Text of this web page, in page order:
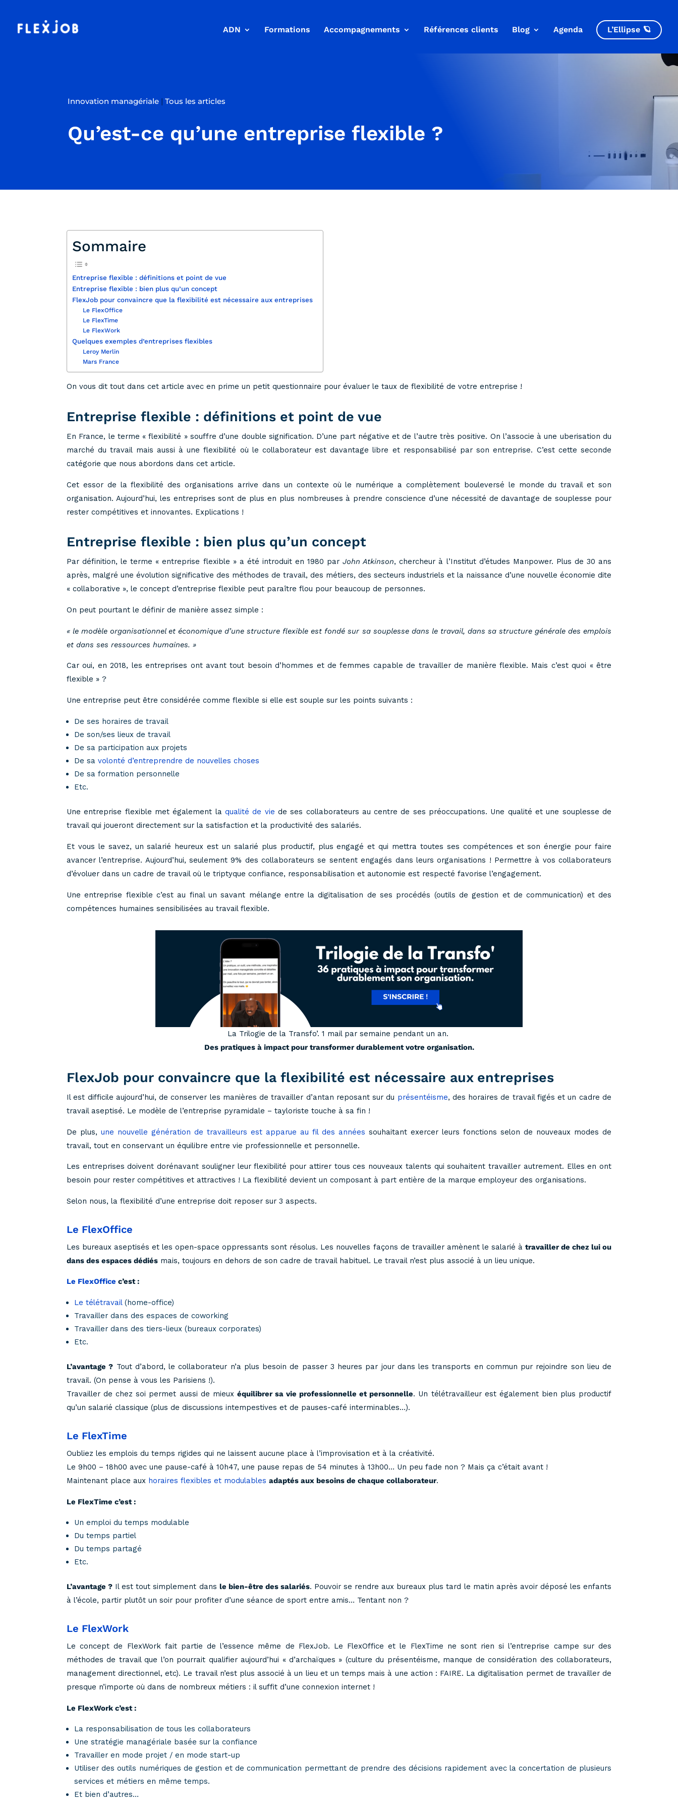
ADN Formations Accompagnements Références clients Blog Agenda L’Ellipse 🪐
Innovation managériale |Tous les articles
Qu’est-ce qu’une entreprise flexible ?
Sommaire
Entreprise flexible : définitions et point de vue
Entreprise flexible : bien plus qu’un concept
FlexJob pour convaincre que la flexibilité est nécessaire aux entreprises
Le FlexOffice
Le FlexTime
Le FlexWork
Quelques exemples d’entreprises flexibles
Leroy Merlin
Mars France
On vous dit tout dans cet article avec en prime un petit questionnaire pour évaluer le taux de flexibilité de votre entreprise !
Entreprise flexible : définitions et point de vue
En France, le terme « flexibilité » souffre d’une double signification. D’une part négative et de l’autre très positive. On l’associe à une uberisation du
marché du travail mais aussi à une flexibilité où le collaborateur est davantage libre et responsabilisé par son entreprise. C’est cette seconde
catégorie que nous abordons dans cet article.
Cet essor de la flexibilité des organisations arrive dans un contexte où le numérique a complètement bouleversé le monde du travail et son
organisation. Aujourd’hui, les entreprises sont de plus en plus nombreuses à prendre conscience d’une nécessité de davantage de souplesse pour
rester compétitives et innovantes. Explications !
Entreprise flexible : bien plus qu’un concept
Par définition, le terme « entreprise flexible » a été introduit en 1980 parJohn Atkinson, chercheur à l’Institut d’études Manpower. Plus de 30 ans
après, malgré une évolution significative des méthodes de travail, des métiers, des secteurs industriels et la naissance d’une nouvelle économie dite
« collaborative », le concept d’entreprise flexible peut paraître flou pour beaucoup de personnes.
On peut pourtant le définir de manière assez simple :
« le modèle organisationnel et économique d’une structure flexible est fondé sur sa souplesse dans le travail, dans sa structure générale des emplois
et dans ses ressources humaines. »
Car oui, en 2018, les entreprises ont avant tout besoin d’hommes et de femmes capable de travailler de manière flexible. Mais c’est quoi « être
flexible » ?
Une entreprise peut être considérée comme flexible si elle est souple sur les points suivants :
De ses horaires de travail
De son/ses lieux de travail
De sa participation aux projets
De sa volonté d’entreprendre de nouvelles choses
De sa formation personnelle
Etc.
Une entreprise flexible met également la qualité de vie de ses collaborateurs au centre de ses préoccupations. Une qualité et une souplesse de
travail qui joueront directement sur la satisfaction et la productivité des salariés.
Et vous le savez, un salarié heureux est un salarié plus productif, plus engagé et qui mettra toutes ses compétences et son énergie pour faire
avancer l’entreprise. Aujourd’hui, seulement 9% des collaborateurs se sentent engagés dans leurs organisations ! Permettre à vos collaborateurs
d’évoluer dans un cadre de travail où le triptyque confiance, responsabilisation et autonomie est respecté favorise l’engagement.
Une entreprise flexible c’est au final un savant mélange entre la digitalisation de ses procédés (outils de gestion et de communication) et des
compétences humaines sensibilisées au travail flexible.
La Trilogie de la Transfo’. 1 mail par semaine pendant un an.
Des pratiques à impact pour transformer durablement votre organisation.
FlexJob pour convaincre que la flexibilité est nécessaire aux entreprises
Il est difficile aujourd’hui, de conserver les manières de travailler d’antan reposant sur du présentéisme, des horaires de travail figés et un cadre de
travail aseptisé. Le modèle de l’entreprise pyramidale – tayloriste touche à sa fin !
De plus, une nouvelle génération de travailleurs est apparue au fil des années souhaitant exercer leurs fonctions selon de nouveaux modes de
travail, tout en conservant un équilibre entre vie professionnelle et personnelle.
Les entreprises doivent dorénavant souligner leur flexibilité pour attirer tous ces nouveaux talents qui souhaitent travailler autrement. Elles en ont
besoin pour rester compétitives et attractives ! La flexibilité devient un composant à part entière de la marque employeur des organisations.
Selon nous, la flexibilité d’une entreprise doit reposer sur 3 aspects.
Le FlexOffice
Les bureaux aseptisés et les open-space oppressants sont résolus. Les nouvelles façons de travailler amènent le salarié à travailler de chez lui ou
dans des espaces dédiés mais, toujours en dehors de son cadre de travail habituel. Le travail n’est plus associé à un lieu unique.
Le FlexOffice c’est :
Le télétravail(home-office)
Travailler dans des espaces de coworking
Travailler dans des tiers-lieux (bureaux corporates)
Etc.
L’avantage ? Tout d’abord, le collaborateur n’a plus besoin de passer 3 heures par jour dans les transports en commun pur rejoindre son lieu de
travail. (On pense à vous les Parisiens !).
Travailler de chez soi permet aussi de mieux équilibrer sa vie professionnelle et personnelle. Un télétravailleur est également bien plus productif
qu’un salarié classique (plus de discussions intempestives et de pauses-café interminables…).
Le FlexTime
Oubliez les emplois du temps rigides qui ne laissent aucune place à l’improvisation et à la créativité.
Le 9h00 – 18h00 avec une pause-café à 10h47, une pause repas de 54 minutes à 13h00… Un peu fade non ? Mais ça c’était avant !
Maintenant place aux horaires flexibles et modulables adaptés aux besoins de chaque collaborateur.
Le FlexTime c’est :
Un emploi du temps modulable
Du temps partiel
Du temps partagé
Etc.
L’avantage ? Il est tout simplement dans le bien-être des salariés. Pouvoir se rendre aux bureaux plus tard le matin après avoir déposé les enfants
à l’école, partir plutôt un soir pour profiter d’une séance de sport entre amis… Tentant non ?
Le FlexWork
Le concept de FlexWork fait partie de l’essence même de FlexJob. Le FlexOffice et le FlexTime ne sont rien si l’entreprise campe sur des
méthodes de travail que l’on pourrait qualifier aujourd’hui « d’archaïques » (culture du présentéisme, manque de considération des collaborateurs,
management directionnel, etc). Le travail n’est plus associé à un lieu et un temps mais à une action : FAIRE. La digitalisation permet de travailler de
presque n’importe où dans de nombreux métiers : il suffit d’une connexion internet !
Le FlexWork c’est :
La responsabilisation de tous les collaborateurs
Une stratégie managériale basée sur la confiance
Travailler en mode projet / en mode start-up
Utiliser des outils numériques de gestion et de communication permettant de prendre des décisions rapidement avec la concertation de plusieurs
services et métiers en même temps.
Et bien d’autres…